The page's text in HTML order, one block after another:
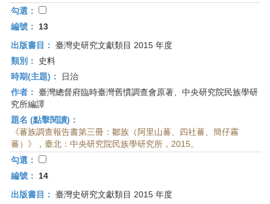
勾選：
編號：
13
出版書目： 臺灣史研究文獻類目 2015 年度
類別：
史料
時期(主題)：
日治
作者： 臺灣總督府臨時臺灣舊慣調查會原著、中央研究院民族學研
究所編譯
題名 (點擊閱讀)：
《蕃族調查報告書第三冊：鄒族（阿里山蕃、四社蕃、簡仔霧
蕃）》，臺北：中央研究院民族學研究所，2015。
勾選：
編號：
14
出版書目： 臺灣史研究文獻類目 2015 年度